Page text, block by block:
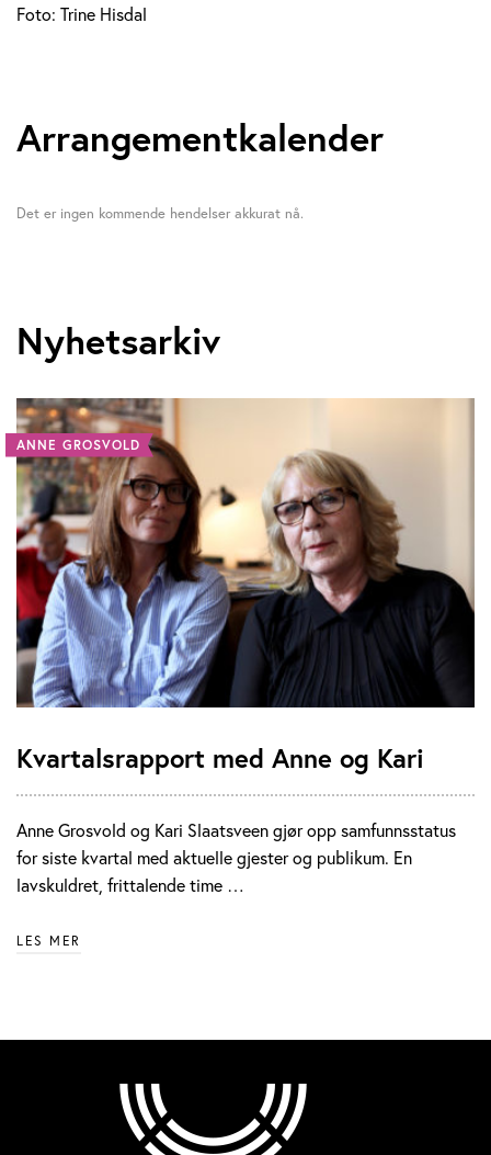
Foto: Trine Hisdal
Arrangementkalender
Det er ingen kommende hendelser akkurat nå.
Nyhetsarkiv
ANNE GROSVOLD
Kvartalsrapport med Anne og Kari
Anne Grosvold og Kari Slaatsveen gjør opp samfunnsstatus
for siste kvartal med aktuelle gjester og publikum. En
lavskuldret, frittalende time …
LES MER